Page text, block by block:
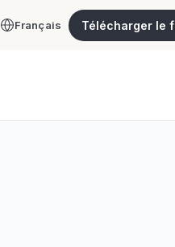
Français Télécharger le